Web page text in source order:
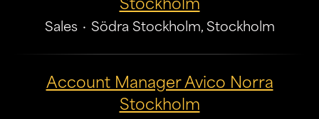
Stockholm
Sales · Södra Stockholm, Stockholm
Account Manager Avico Norra
Stockholm